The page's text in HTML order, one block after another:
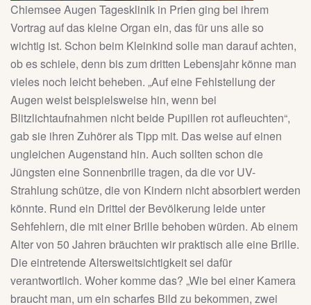
Chiemsee Augen Tagesklinik in Prien ging bei ihrem
Vortrag auf das kleine Organ ein, das für uns alle so
wichtig ist. Schon beim Kleinkind solle man darauf achten,
ob es schiele, denn bis zum dritten Lebensjahr könne man
vieles noch leicht beheben. „Auf eine Fehlstellung der
Augen weist beispielsweise hin, wenn bei
Blitzlichtaufnahmen nicht beide Pupillen rot aufleuchten“,
gab sie ihren Zuhörer als Tipp mit. Das weise auf einen
ungleichen Augenstand hin. Auch sollten schon die
Jüngsten eine Sonnenbrille tragen, da die vor UV-
Strahlung schütze, die von Kindern nicht absorbiert werden
könnte. Rund ein Drittel der Bevölkerung leide unter
Sehfehlern, die mit einer Brille behoben würden. Ab einem
Alter von 50 Jahren bräuchten wir praktisch alle eine Brille.
Die eintretende Altersweitsichtigkeit sei dafür
verantwortlich. Woher komme das? „Wie bei einer Kamera
braucht man, um ein scharfes Bild zu bekommen, zwei